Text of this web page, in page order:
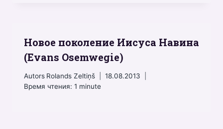
Новое поколение Иисуса Навина
(Evans Osemwegie)
Autors Rolands Zeltiņš
18.08.2013
Время чтения: 1 minute